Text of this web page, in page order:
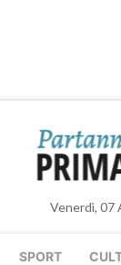
Venerdì, 07
SPORT